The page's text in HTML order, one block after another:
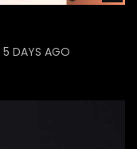
5 DAYS AGO